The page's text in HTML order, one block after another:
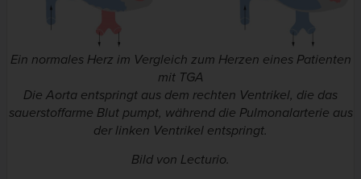
Ein normales Herz im Vergleich zum Herzen eines Patienten
mit TGA
Die Aorta entspringt aus dem rechten Ventrikel, die das
sauerstoffarme Blut pumpt, während die Pulmonalarterie aus
der linken Ventrikel entspringt.
Bild von Lecturio.